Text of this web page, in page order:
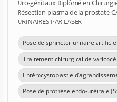
Uro-génitaux Diplômé en
Résection plasma de la prostate
URINAIRES PAR LASER
Pose de sphincter urinaire
Traitement chirurgical de
Entérocystoplastie
Pose de prothèse endo-urétrale